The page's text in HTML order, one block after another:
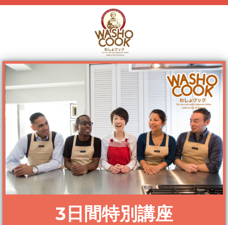
3日間特別講座